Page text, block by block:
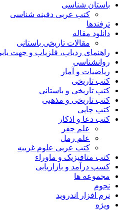
باستان شناسی
کتب عربی دفینه شناسی
ترفندها
دانلود مقاله
مقالات تاریخی باستانی
راهنمای ردیاب، فلزیاب و جهت
روانشناسی
ریاضیات و آمار
کتب تاریخی
کتب تاریخی و باستانی
کتب تاریخی و مذهبی
کتب چاپی
کتب دعا و اذکار
علم جفر
علم رمل
کتب عربی علوم غریبه
کتب متافیزیک و ماوراء
کسب درآمد و بازاریابی
مجموعه ها
نجوم
نرم افزار اندروید
ویژه